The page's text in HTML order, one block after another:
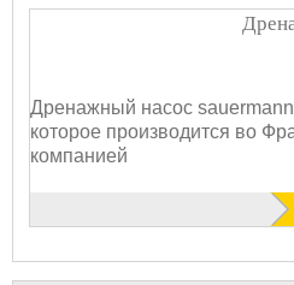
Дренажный насос
которое производится во
компанией